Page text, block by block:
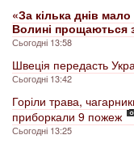
«За кілька днів
Волині прощаються
Сьогодні 13:58
Швеція передасть
Сьогодні 13:42
Горіли трава,
приборкали 9 пожеж
Сьогодні 13:25